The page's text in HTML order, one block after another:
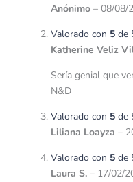
Anónimo – 08/08/
Valorado con 5 de
Katherine Veliz
Sería genial que
N&D
Valorado con 5 de
Liliana Loayza –
Valorado con 5 de
Laura S. – 17/02/